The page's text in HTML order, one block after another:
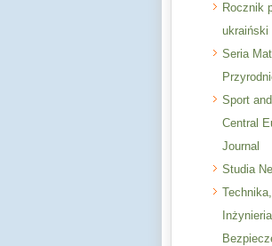
Rocznik
ukraiński
Seria
Sport
Central
Journal
Studia
Inżynieria